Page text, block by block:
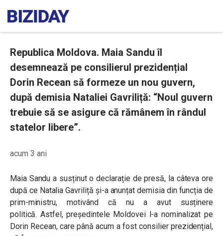
Republica Moldova. Maia Sandu îl
desemnează pe consilierul prezidențial
Dorin Recean să formeze un nou guvern,
după demisia Nataliei Gavriliță: “Noul guvern
trebuie să se asigure că rămânem în rândul
statelor libere”.
acum 3 ani
Maia Sandu a susținut o declarație de presă, la câteva ore
după ce Natalia Gavriliță și-a anunțat demisia din funcția de
prim-ministru, motivând că nu a avut susținere
politică. Astfel, președintele Moldovei l-a nominalizat pe
Dorin Recean, care până acum a fost consilier prezidențial,